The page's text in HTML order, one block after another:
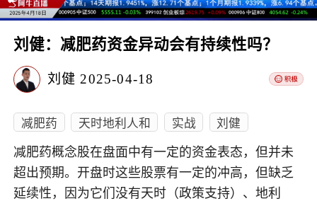
刘健：减肥药资金异动会有持续性吗？
刘健 2025-04-18
减肥药 天时地利人和 实战 刘健
减肥药概念股在盘面中有一定的资金表态，但并未
超出预期。开盘时这些股票有一定的冲高，但缺乏
延续性，因为它们没有天时（政策支持）、地利